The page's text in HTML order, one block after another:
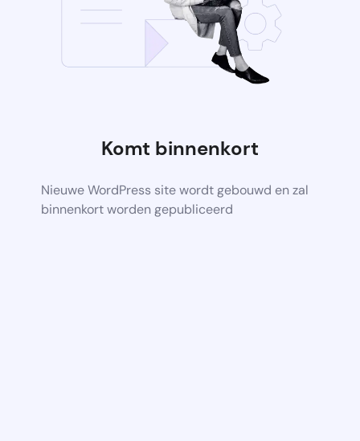
Komt binnenkort
Nieuwe WordPress site wordt gebouwd en zal
binnenkort worden gepubliceerd